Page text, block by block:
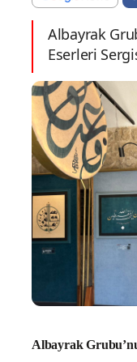
Albayrak
Eserleri
Albayrak